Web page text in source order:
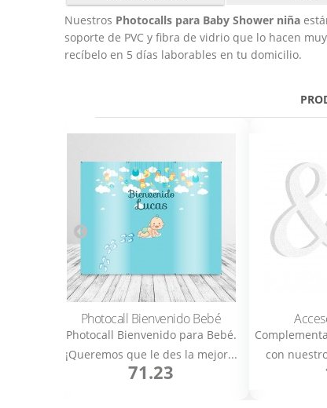
Nuestros Photocalls para Baby Shower niña
soporte de PVC y fibra de vidrio que lo hacen
recíbelo en 5 días laborables en tu domicilio.
Photocall Bienvenido Bebé
Photocall Bienvenido para Bebé.
¡Queremos que le des la mejor...
71.23
con